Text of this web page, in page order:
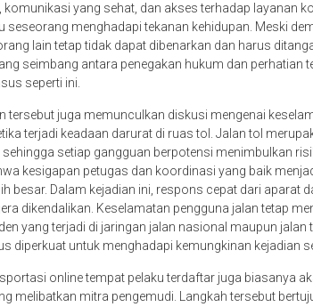
yang sehat, dan akses terhadap layanan
seseorang menghadapi tekanan kehidupan. Meski
lain tetap tidak dapat dibenarkan dan harus
seimbang antara penegakan hukum dan
seperti ini.
tersebut juga memunculkan diskusi mengenai
terjadi keadaan darurat di ruas tol. Jalan tol
setiap gangguan berpotensi menimbulkan
kesigapan petugas dan koordinasi yang baik
besar. Dalam kejadian ini, respons cepat dari aparat
dikendalikan. Keselamatan pengguna jalan tetap
yang terjadi di jaringan jalan nasional maupun jalan
diperkuat untuk menghadapi kemungkinan kejadian
online tempat pelaku terdaftar juga biasanya
melibatkan mitra pengemudi. Langkah tersebut